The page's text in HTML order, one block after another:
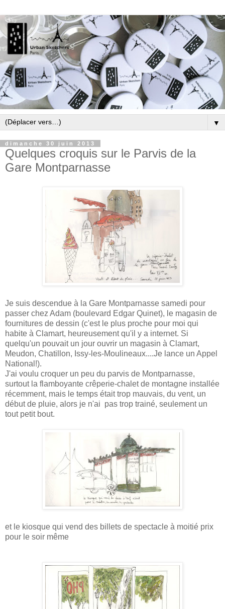
▼
dimanche 30 juin 2013
Quelques croquis sur le Parvis de la
Gare Montparnasse
Je suis descendue à la Gare Montparnasse samedi pour
passer chez Adam (boulevard Edgar Quinet), le magasin de
fournitures de dessin (c'est le plus proche pour moi qui
habite à Clamart, heureusement qu'il y a internet. Si
quelqu'un pouvait un jour ouvrir un magasin à Clamart,
Meudon, Chatillon, Issy-les-Moulineaux....Je lance un Appel
National!).
J'ai voulu croquer un peu du parvis de Montparnasse,
surtout la flamboyante crêperie-chalet de montagne installée
récemment, mais le temps était trop mauvais, du vent, un
début de pluie, alors je n'ai pas trop trainé, seulement un
tout petit bout.
et le kiosque qui vend des billets de spectacle à moitié prix
pour le soir même